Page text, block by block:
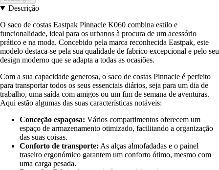
Descrição
O saco de costas Eastpak Pinnacle K060 combina estilo e
funcionalidade, ideal para os urbanos à procura de um acessório
prático e na moda. Concebido pela marca reconhecida Eastpak, este
modelo destaca-se pela sua qualidade de fabrico excepcional e pelo seu
design moderno que se adapta a todas as ocasiões.
Com a sua capacidade generosa, o saco de costas Pinnacle é perfeito
para transportar todos os seus essenciais diários, seja para um dia de
trabalho, uma saída com amigos ou um fim de semana de aventuras.
Aqui estão algumas das suas características notáveis:
Conceção espaçosa: Vários compartimentos oferecem um
espaço de armazenamento otimizado, facilitando a organização
das suas coisas.
Conforto de transporte: As alças almofadadas e o painel
traseiro ergonómico garantem um conforto ótimo, mesmo com
uma carga pesada.